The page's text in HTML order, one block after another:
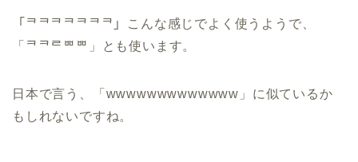
「ᄏᄏᄏᄏᄏᄏᄏ」こんな感じでよく使うようで、
「ᄏᄏᄅᄈᄈ」とも使います。
日本で言う、「wwwwwwwwwwwww」に似ているか
もしれないですね。